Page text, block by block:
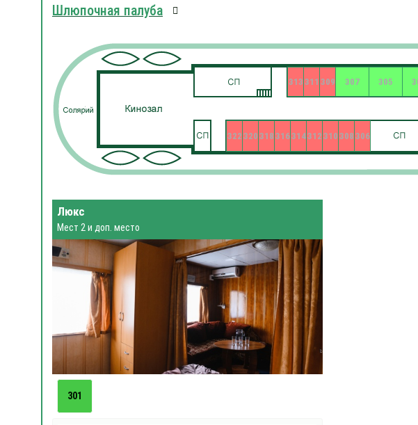
Шлюпочная палуба
305
306
307
308
309
310
311
312
313
314
316
318
320
322
Люкс
Мест 2 и доп. место
301